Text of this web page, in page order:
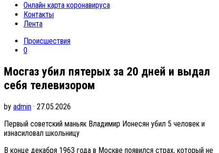
Онлайн карта коронавируса
Контакты
Лента
Происшествия
0
Мосгаз убил пятерых за 20 дней и выдал
себя телевизором
by admin · 27.05.2026
Первый советский маньяк Владимир Ионесян убил 5 человек и
изнасиловал школьницу
В конце декабря 1963 года в Москве появился страх, который не